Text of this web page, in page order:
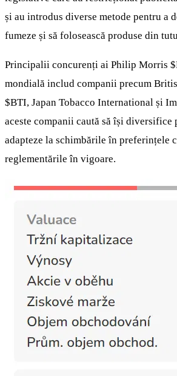
și au introdus diverse metode pentru a
fumeze și să folosească produse din
Principalii concurenți ai Philip Morris
mondială includ companii precum
$BTI, Japan Tobacco International și
aceste companii caută să își diversifice
adapteze la schimbările în preferințele
reglementările în vigoare.